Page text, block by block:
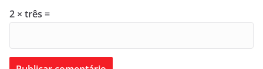
2 × três =